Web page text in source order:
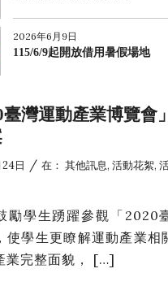
2026年6月9日
115/6/9起開放借用暑假場地
114學年度楓林運動競賽週秩
味競賽賽程公告)
2026年6月泳訓班報名簡章
2026年5月6日
🆕📢115-1體育自學課程(體育-
【申請時程：115/6/
PM5:00止】
臺灣運動產業博覽會
日 / 在： 其他訊息, 活動花絮,
勵學生踴躍參觀「2020
使學生更瞭解運動產業相
業完整面貌， […]